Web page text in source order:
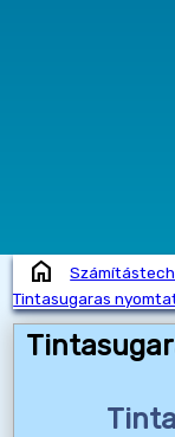
home
Tintasugaras